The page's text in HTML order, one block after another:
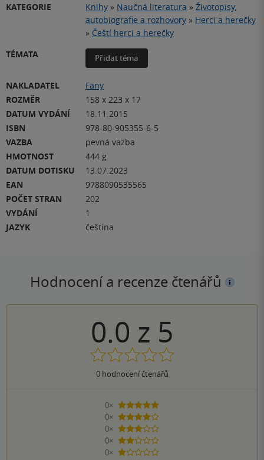
KATEGORIE
Knihy » Naučná literatura » Životopisy,
autobiografie a rozhovory » Herci a herečky
» Čeští herci a herečky
TÉMATA
Přidat téma
NAKLADATEL
Fany
ROZMĚR
158 x 223 x 17
DATUM VYDÁNÍ
18.11.2015
ISBN
978-80-905355-6-5
VAZBA
pevná vazba
HMOTNOST
444 g
DATUM DOTISKU
13.07.2023
EAN
9788090535565
POČET STRAN
202
VYDÁNÍ
1
JAZYK
čeština
Hodnocení a recenze čtenářů
0.0 z 5
0hodnocení čtenářů
0×
5 hvězdiček
0×
4 hvězdičky
0×
3 hvězdičky
0×
2 hvězdičky
0×
1 hvezdička